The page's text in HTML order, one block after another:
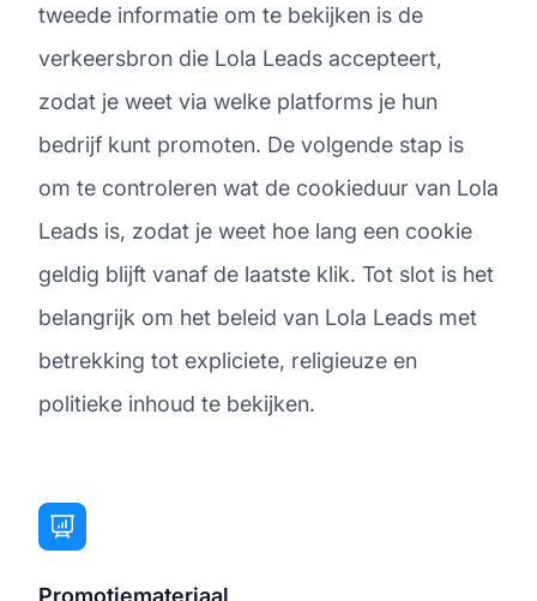
tweede informatie om te bekijken is de
verkeersbron die Lola Leads accepteert,
zodat je weet via welke platforms je hun
bedrijf kunt promoten. De volgende stap is
om te controleren wat de cookieduur van Lola
Leads is, zodat je weet hoe lang een cookie
geldig blijft vanaf de laatste klik. Tot slot is het
belangrijk om het beleid van Lola Leads met
betrekking tot expliciete, religieuze en
politieke inhoud te bekijken.
Promotiemateriaal